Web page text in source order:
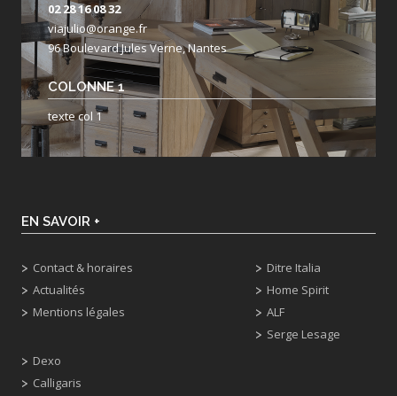
02 28 16 08 32
viajulio@orange.fr
96 Boulevard Jules Verne, Nantes
COLONNE 1
texte col 1
EN SAVOIR +
Contact & horaires
Actualités
Mentions légales
Dexo
Calligaris
Ditre Italia
Home Spirit
ALF
Serge Lesage